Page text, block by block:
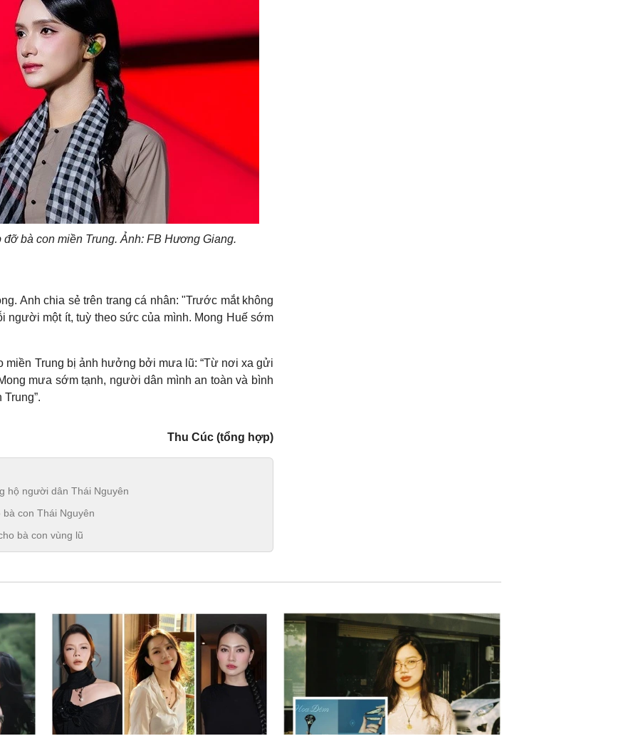
bà con miền Trung. Ảnh: FB Hương Giang.
Anh chia sẻ trên trang cá nhân: "Trước mắt không
người một ít, tuỳ theo sức của mình. Mong Huế sớm
miền Trung bị ảnh hưởng bởi mưa lũ: “Từ nơi xa gửi
mưa sớm tạnh, người dân mình an toàn và bình
Thu Cúc (tổng hợp)
hộ người dân Thái Nguyên
con Thái Nguyên
bà con vùng lũ